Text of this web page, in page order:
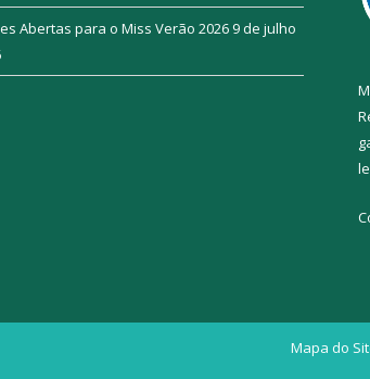
Abertas para o Miss Verão 20269 de julho
Mapa do